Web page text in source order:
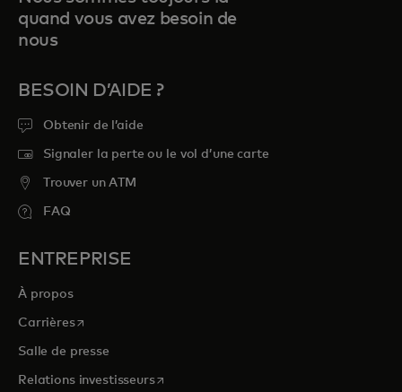
quand vous avez besoin de
nous
BESOIN D’AIDE ?
Obtenir de l’aide
Signaler la perte ou le vol d’une carte
Trouver un ATM
FAQ
ENTREPRISE
À propos
Carrièress’ouvre dans un nouvel onglet
Salle de presse
Relations investisseurss’ouvre dans un nouvel onglet